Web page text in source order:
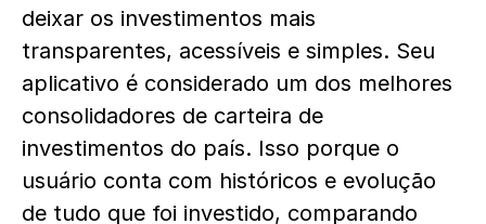
deixar os investimentos mais
transparentes, acessíveis e simples. Seu
aplicativo é considerado um dos melhores
consolidadores de carteira de
investimentos do país. Isso porque o
usuário conta com históricos e evolução
de tudo que foi investido, comparando